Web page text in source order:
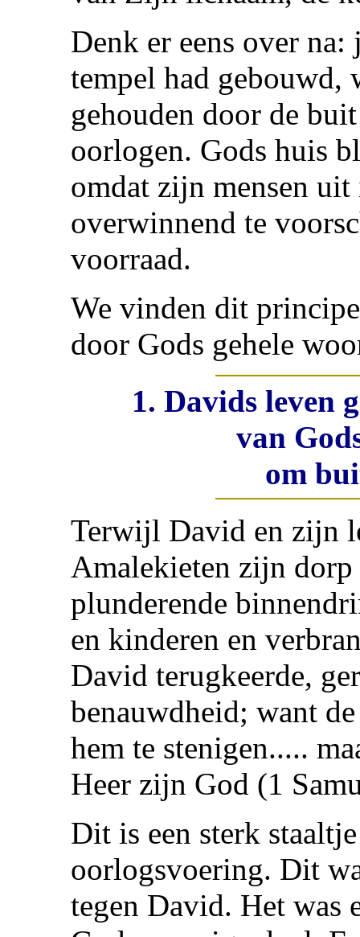
Denk er eens over na:
tempel had gebouwd,
gehouden door de
oorlogen. Gods huis
omdat zijn mensen
overwinnend te
voorraad.
We vinden dit
door Gods gehele
1. Davids leven
van
om
Terwijl David en zijn
Amalekieten zijn
plunderende
en kinderen en
David terugkeerde,
benauwdheid; want
hem te stenigen.....
Heer zijn God (1
Dit is een sterk
oorlogsvoering. Dit
tegen David. Het was